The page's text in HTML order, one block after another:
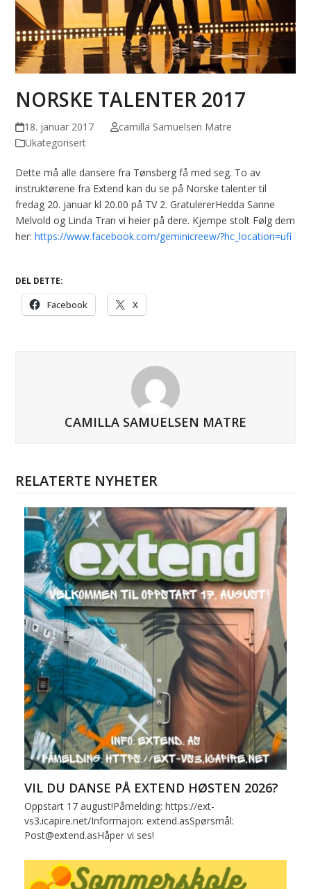
NORSKE TALENTER 2017
18. januar 2017
camilla Samuelsen Matre
Ukategorisert
Dette må alle dansere fra Tønsberg få med seg. To av
instruktørene fra Extend kan du se på Norske talenter til
fredag 20. januar kl 20.00 på TV 2. GratulererHedda Sanne
Melvold og Linda Tran vi heier på dere. Kjempe stolt Følg dem
her:https://www.facebook.com/geminicreew/?hc_location=ufi
DEL DETTE:
Facebook X
CAMILLA SAMUELSEN MATRE
RELATERTE NYHETER
VIL DU DANSE PÅ EXTEND HØSTEN 2026?
Oppstart 17 august!Påmelding: https://ext-
vs3.icapire.net/Informajon: extend.asSpørsmål:
Post@extend.asHåper vi ses!